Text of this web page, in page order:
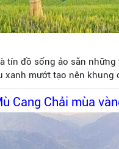
tín đồ sống ảo săn
mướt tạo nên khung
Cang Chải mùa